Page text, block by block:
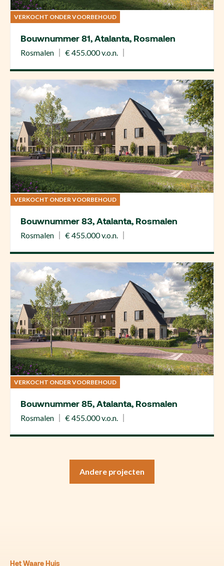
VERKOCHT ONDER VOORBEHOUD
Bouwnummer 81, Atalanta, Rosmalen
Rosmalen € 455.000 v.o.n.
VERKOCHT ONDER VOORBEHOUD
Bouwnummer 83, Atalanta, Rosmalen
Rosmalen € 455.000 v.o.n.
VERKOCHT ONDER VOORBEHOUD
Bouwnummer 85, Atalanta, Rosmalen
Rosmalen € 455.000 v.o.n.
Andere projecten
Het Waare Huis